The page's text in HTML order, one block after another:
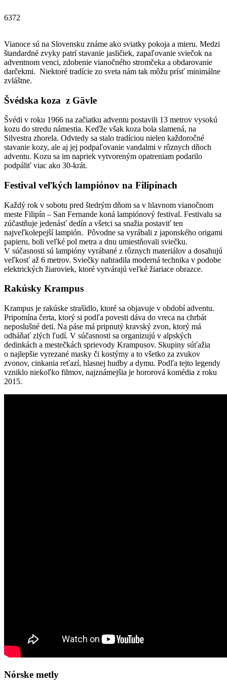
6372
Vianoce sú na Slovensku známe ako sviatky pokoja a mieru. Medzi
štandardné zvyky patrí stavanie jasličiek, zapaľovanie sviečok na
adventnom venci, zdobenie vianočného stromčeka a obdarovanie
darčekmi. Niektoré tradície zo sveta nám tak môžu prísť minimálne
zvláštne.
Švédska koza z Gävle
Švédi v roku 1966 na začiatku adventu postavili 13 metrov vysokú
kozu do stredu námestia. Keďže však koza bola slamená, na
Silvestra zhorela. Odvtedy sa stalo tradíciou nielen každoročné
stavanie kozy, ale aj jej podpaľovanie vandalmi v rôznych dňoch
adventu. Kozu sa im napriek vytvoreným opatreniam podarilo
podpáliť viac ako 30-krát.
Festival veľkých lampiónov na Filipínach
Každý rok v sobotu pred štedrým dňom sa v hlavnom vianočnom
meste Filipín – San Fernande koná lampiónový festival. Festivalu sa
zúčastňuje jedenásť dedín a všetci sa snažia postaviť ten
najveľkolepejší lampión. Pôvodne sa vyrábali z japonského origami
papieru, boli veľké pol metra a dnu umiestňovali sviečku.
V súčasnosti sú lampióny vyrábané z rôznych materiálov a dosahujú
veľkosť až 6 metrov. Sviečky nahradila moderná technika v podobe
elektrických žiaroviek, ktoré vytvárajú veľké žiariace obrazce.
Rakúsky Krampus
Krampus je rakúske strašidlo, ktoré sa objavuje v období adventu.
Pripomína čerta, ktorý si podľa povesti dáva do vreca na chrbát
neposlušné deti. Na páse má pripnutý kravský zvon, ktorý má
odháňať zlých ľudí. V súčasnosti sa organizujú v alpských
dedinkách a mestečkách sprievody Krampusov. Skupiny súťažia
o najlepšie vyrezané masky či kostýmy a to všetko za zvukov
zvonov, cinkania reťazí, hlasnej hudby a dymu. Podľa tejto legendy
vzniklo niekoľko filmov, najznámejšia je hororová komédia z roku
2015.
Nórske metly